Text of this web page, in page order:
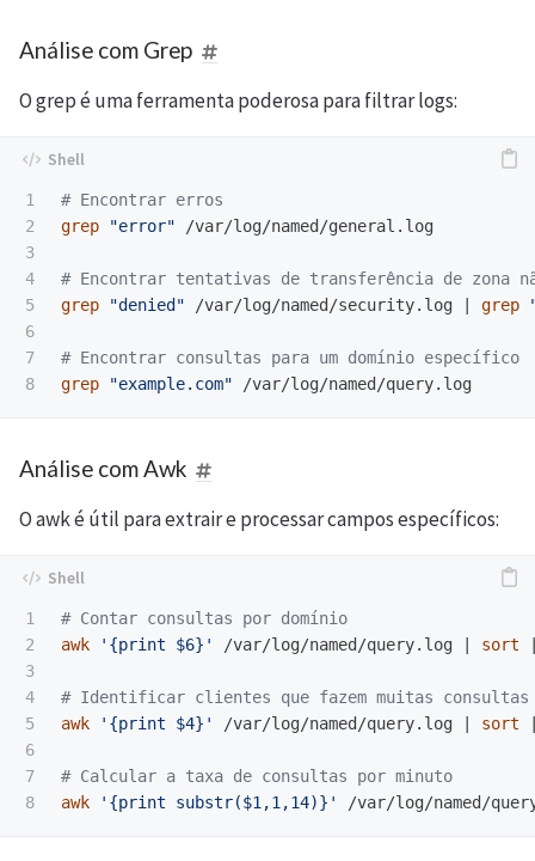
Análise com Grep
O grep é uma ferramenta poderosa para filtrar logs:
1
2
3
4
5
6
7
# Encontrar erros
grep
"error" /var/log/named/general.log
# Encontrar tentativas de transferência de zona
grep
"denied" /var/log/named/security.log | grep
# Encontrar consultas para um domínio específico
grep
"example.com"
Análise com Awk
O awk é útil para extrair e processar campos específicos:
1
2
3
4
5
6
7
# Contar consultas por domínio
awk
'{print $6}' /var/log/named/query.log | sort
# Identificar clientes que fazem muitas consultas
awk
'{print $4}' /var/log/named/query.log | sort
# Calcular a taxa de consultas por minuto
awk
'{print substr($1,1,14)}' /var/log/named/